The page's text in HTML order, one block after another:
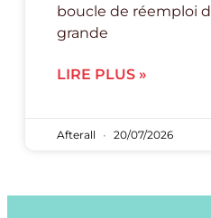
boucle de réemploi
grande
LIRE PLUS »
Afterall 20/07/2026